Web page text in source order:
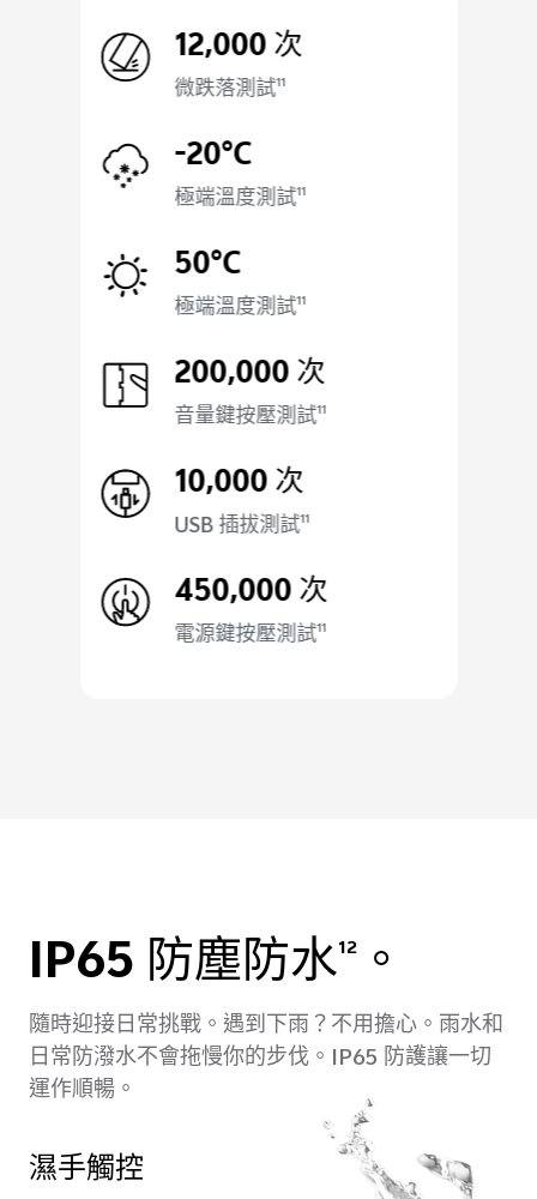
12,000 次
微跌落測試11
-20°C
極端溫度測試11
50°C
極端溫度測試11
200,000 次
音量鍵按壓測試11
10,000 次
USB 插拔測試11
450,000 次
電源鍵按壓測試11
IP65 防塵防水12 。
隨時迎接日常挑戰。遇到下雨？不用擔心。 雨水和
日常防潑水不會拖慢你的步伐。IP65 防護讓一切
運作順暢。
濕手觸控